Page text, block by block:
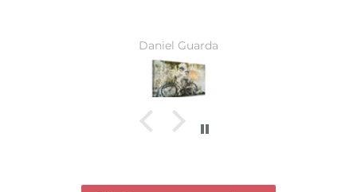
Daniel Guarda